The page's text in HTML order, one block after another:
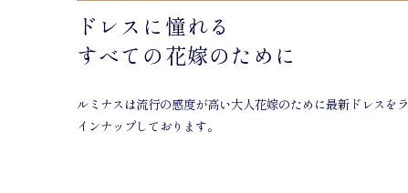
ドレスに憧れる
すべての花嫁のために
ルミナスは流行の感度が高い大人花嫁のために最新ドレスをラ
インナップしております。